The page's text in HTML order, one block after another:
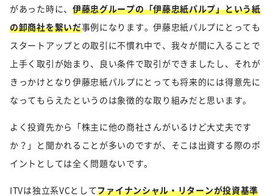
があった時に、 伊藤忠グループの「伊藤忠紙パルプ」という紙
の卸商社を繋いだ事例になります。伊藤忠紙パルプにとっても
スタートアップとの取引に不慣れ中で、我々が間に入ることで
上手く取引が始まり、良い条件で取引ができましたし、それが
きっかけとなり伊藤忠紙パルプにとっても将来的には得意先に
なってもらえたというのは象徴的な取り組みだと思います。
よく投資先から「株主に他の商社さんがいるけど大丈夫です
か？」と聞かれることが多いのですが、そこは出資する際のポ
イントとしては全く問題ないです。
ITVは独立系VCとしてファイナンシャル・リターンが投資基準